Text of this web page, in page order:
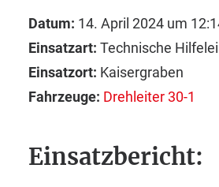
Datum: 14. April 2024 um
Einsatzart: Technische
Einsatzort: Kaisergraben
Fahrzeuge: Drehleiter 30-1
Einsatzbericht: